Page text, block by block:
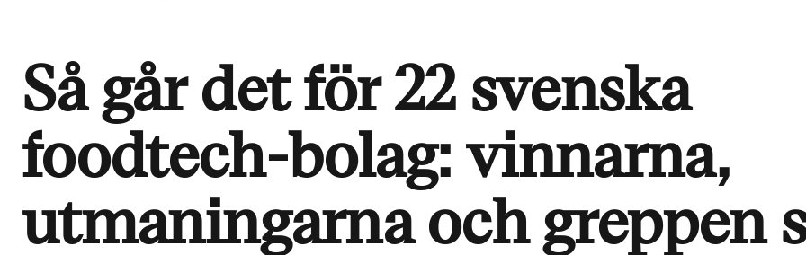
Så går det för 22 svenska
foodtech-bolag: vinnarna,
utmaningarna och greppen